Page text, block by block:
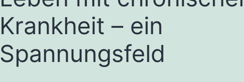
Krankheit – ein
Spannungsfeld